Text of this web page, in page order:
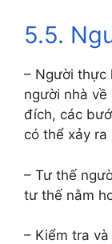
5.5.
– Người thực
người nhà
đích, các
có thể xảy ra
– Tư thế
tư thế nằm
– Kiểm tra